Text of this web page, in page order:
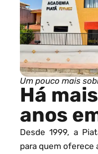
Um pouco mais
Há
anos
Desde 1999, a
para quem oferece